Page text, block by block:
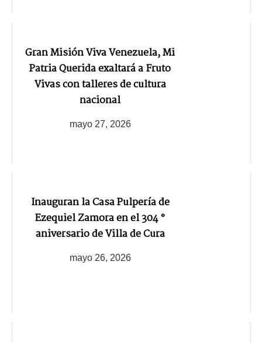
Gran Misión Viva Venezuela, Mi
Patria Querida exaltará a Fruto
Vivas con talleres de cultura
nacional
mayo 27, 2026
‎Inauguran la Casa Pulpería de
Ezequiel Zamora en el 304 °
aniversario de Villa de Cura
mayo 26, 2026